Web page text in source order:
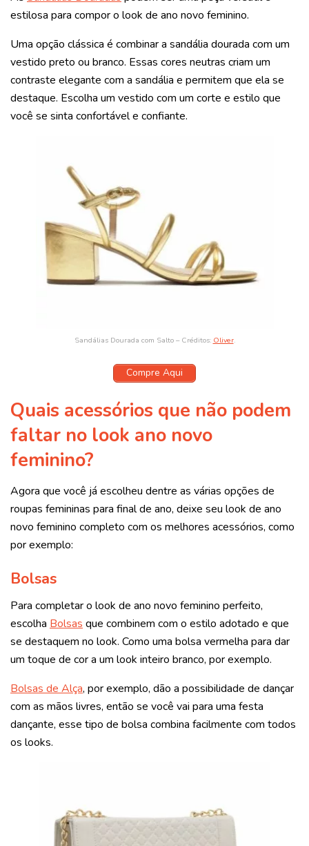
estilosa para compor o look de ano novo feminino.
Uma opção clássica é combinar a sandália dourada com um
vestido preto ou branco. Essas cores neutras criam um
contraste elegante com a sandália e permitem que ela se
destaque. Escolha um vestido com um corte e estilo que
você se sinta confortável e confiante.
Sandálias Dourada com Salto – Créditos: Oliver.
Compre Aqui
Quais acessórios que não podem
faltar no look ano novo
feminino?
Agora que você já escolheu dentre as várias opções de
roupas femininas para final de ano, deixe seu look de ano
novo feminino completo com os melhores acessórios, como
por exemplo:
Bolsas
Para completar o look de ano novo feminino perfeito,
escolha Bolsas que combinem com o estilo adotado e que
se destaquem no look. Como uma bolsa vermelha para dar
um toque de cor a um look inteiro branco, por exemplo.
Bolsas de Alça, por exemplo, dão a possibilidade de dançar
com as mãos livres, então se você vai para uma festa
dançante, esse tipo de bolsa combina facilmente com todos
os looks.